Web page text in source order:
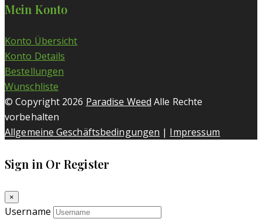
Mein Konto
Konto Übersicht
Konto Details
Bestellungen
Wunschliste
© Copyright 2026 Paradise Weed Alle Rechte
vorbehalten
Allgemeine Geschäftsbedingungen | Impressum
Sign in Or Register
×
Username